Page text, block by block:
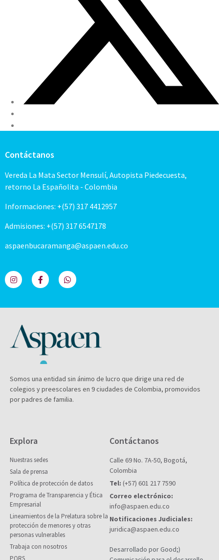
Contáctanos
Vereda La Mata Sector Mensulí, Autopista Piedecuesta,
retorno La Españolita - Colombia
Informaciones: +(57) 317 4412957
Admisiones: +(57) 317 6547178
aspaenbucaramanga@aspaen.edu.co
Somos una entidad sin ánimo de lucro que dirige una red de
colegios y preescolares en 9 ciudades de Colombia, promovidos
por padres de familia.
Explora
Nuestras sedes
Sala de prensa
Política de protección de datos
Programa de Transparencia y Ética
Empresarial
Lineamientos de la Prelatura sobre la
protección de menores y otras
personas vulnerables
Trabaja con nosotros
PQRS
Contáctanos
Calle 69 No. 7A-50, Bogotá,
Colombia
Tel: (+57) 601 217 7590
Correo electrónico:
info@aspaen.edu.co
Notificaciones Judiciales:
juridica@aspaen.edu.co
Desarrollado por Good;)